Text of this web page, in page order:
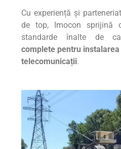
Cu experiență și
de top, Imocon sprijină
standarde înalte de
complete pentru
telecomunicații.